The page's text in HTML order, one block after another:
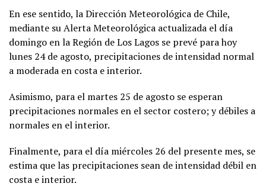
En ese sentido, la Dirección Meteorológica de Chile,
mediante su Alerta Meteorológica actualizada el día
domingo en la Región de Los Lagos se prevé para hoy
lunes 24 de agosto, precipitaciones de intensidad normal
a moderada en costa e interior.
Asimismo, para el martes 25 de agosto se esperan
precipitaciones normales en el sector costero; y débiles a
normales en el interior.
Finalmente, para el día miércoles 26 del presente mes, se
estima que las precipitaciones sean de intensidad débil en
costa e interior.